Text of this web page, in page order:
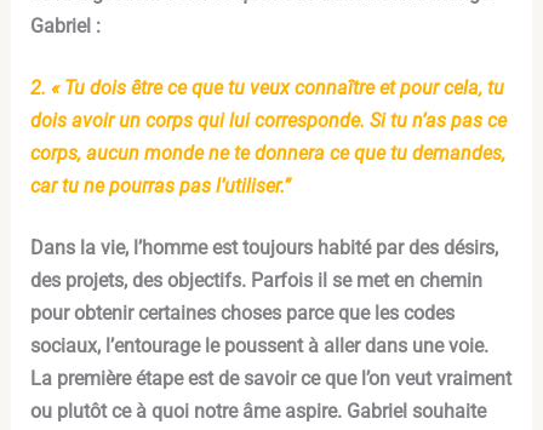
Gabriel :
2. « Tu dois être ce que tu veux connaître et pour cela, tu
dois avoir un corps qui lui corresponde. Si tu n’as pas ce
corps, aucun monde ne te donnera ce que tu demandes,
car tu ne pourras pas l’utiliser.”
Dans la vie, l’homme est toujours habité par des désirs,
des projets, des objectifs. Parfois il se met en chemin
pour obtenir certaines choses parce que les codes
sociaux, l’entourage le poussent à aller dans une voie.
La première étape est de savoir ce que l’on veut vraiment
ou plutôt ce à quoi notre âme aspire. Gabriel souhaite